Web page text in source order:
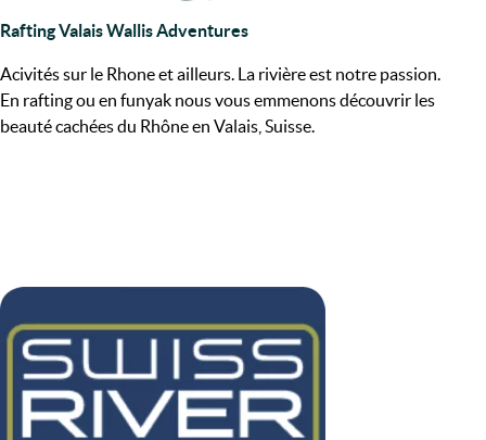
Rafting Valais Wallis Adventures
Acivités sur le Rhone et ailleurs. La rivière est notre passion.
En rafting ou en funyak nous vous emmenons découvrir les
beauté cachées du Rhône en Valais, Suisse.